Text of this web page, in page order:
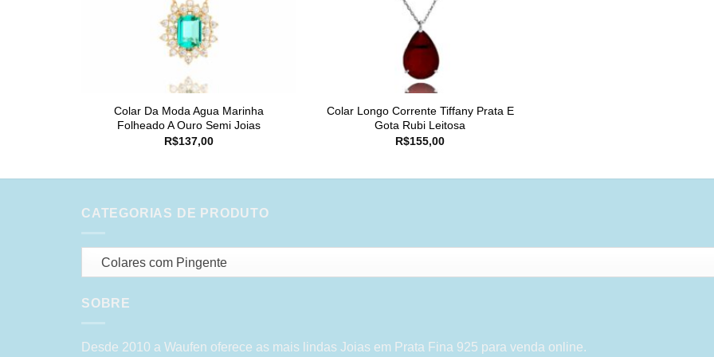
Colar Da Moda Agua Marinha
Folheado A Ouro Semi Joias
R$137,00
Colar Longo Corrente Tiffany Prata E
Gota Rubi Leitosa
R$155,00
CATEGORIAS DE PRODUTO
Colares com Pingente
SOBRE
Desde 2010 a Waufen oferece as mais lindas Joias em Prata Fina 925 para venda online.